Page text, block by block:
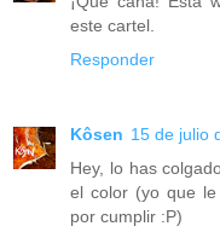
este cartel.
Responder
Kôsen 15 de julio
Hey, lo has
el color (yo que
por cumplir :P)